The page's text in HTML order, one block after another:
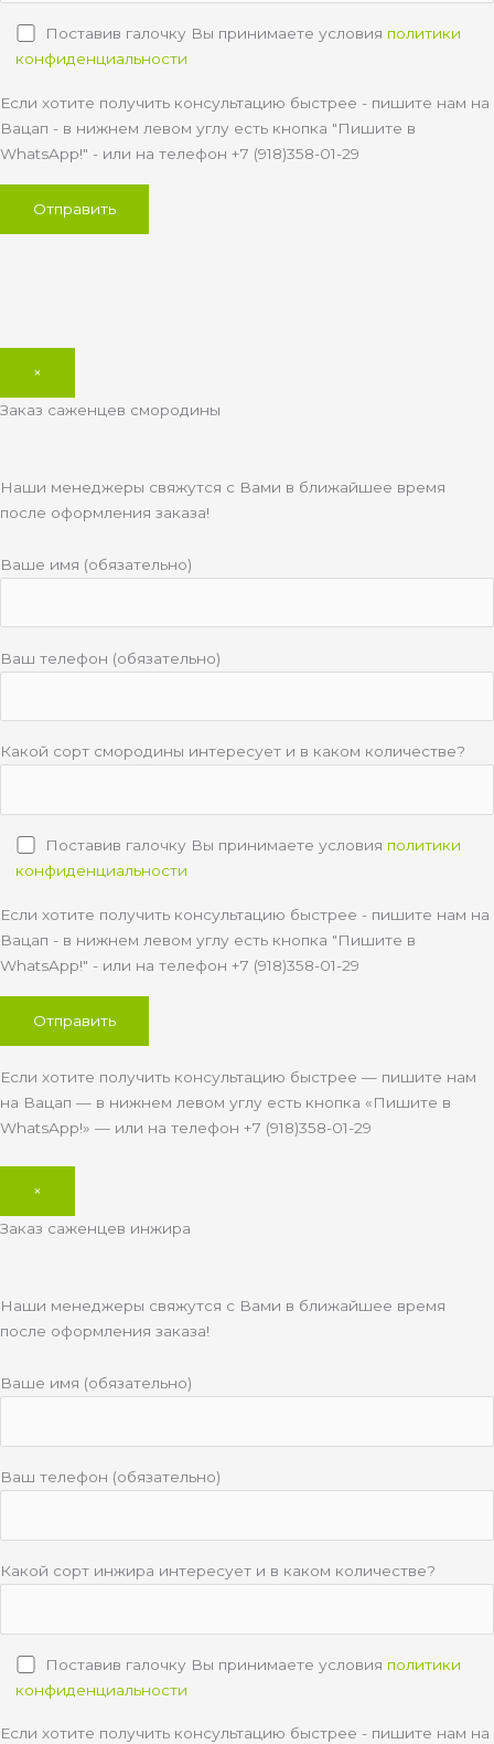
Поставив галочку Вы принимаете условия политики
конфиденциальности
Если хотите получить консультацию быстрее - пишите нам на
Вацап - в нижнем левом углу есть кнопка "Пишите в
WhatsApp!" - или на телефон +7 (918)358-01-29
×
Заказ саженцев смородины
Наши менеджеры свяжутся с Вами в ближайшее время
после оформления заказа!
Ваше имя (обязательно)
Ваш телефон (обязательно)
Какой сорт смородины интересует и в каком количестве?
Поставив галочку Вы принимаете условия политики
конфиденциальности
Если хотите получить консультацию быстрее - пишите нам на
Вацап - в нижнем левом углу есть кнопка "Пишите в
WhatsApp!" - или на телефон +7 (918)358-01-29
Если хотите получить консультацию быстрее — пишите нам
на Вацап — в нижнем левом углу есть кнопка «Пишите в
WhatsApp!» — или на телефон +7 (918)358-01-29
×
Заказ саженцев инжира
Наши менеджеры свяжутся с Вами в ближайшее время
после оформления заказа!
Ваше имя (обязательно)
Ваш телефон (обязательно)
Какой сорт инжира интересует и в каком количестве?
Поставив галочку Вы принимаете условия политики
конфиденциальности
Если хотите получить консультацию быстрее - пишите нам на